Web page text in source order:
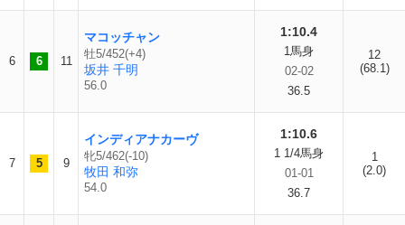
6 6 11
マコッチャン
牡5/452(+4)
坂井 千明
56.0
1:10.4
1馬身
02-02
36.5
12
(68.1)
7 5 9
インディアナカーヴ
牝5/462(-10)
牧田 和弥
54.0
1:10.6
1 1/4馬身
01-01
36.7
1
(2.0)